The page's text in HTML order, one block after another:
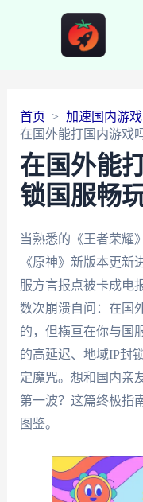
首页
加速国内游戏
在国外能打国内游戏
在国外能
锁国服畅
当熟悉的《王者荣耀
《原神》新版本更新
服方言报点被卡成
数次崩溃自问：在国
的，但横亘在你与国
的高延迟、地域IP封
定魔咒。想和国内亲
第一波？这篇终极指
图鉴。